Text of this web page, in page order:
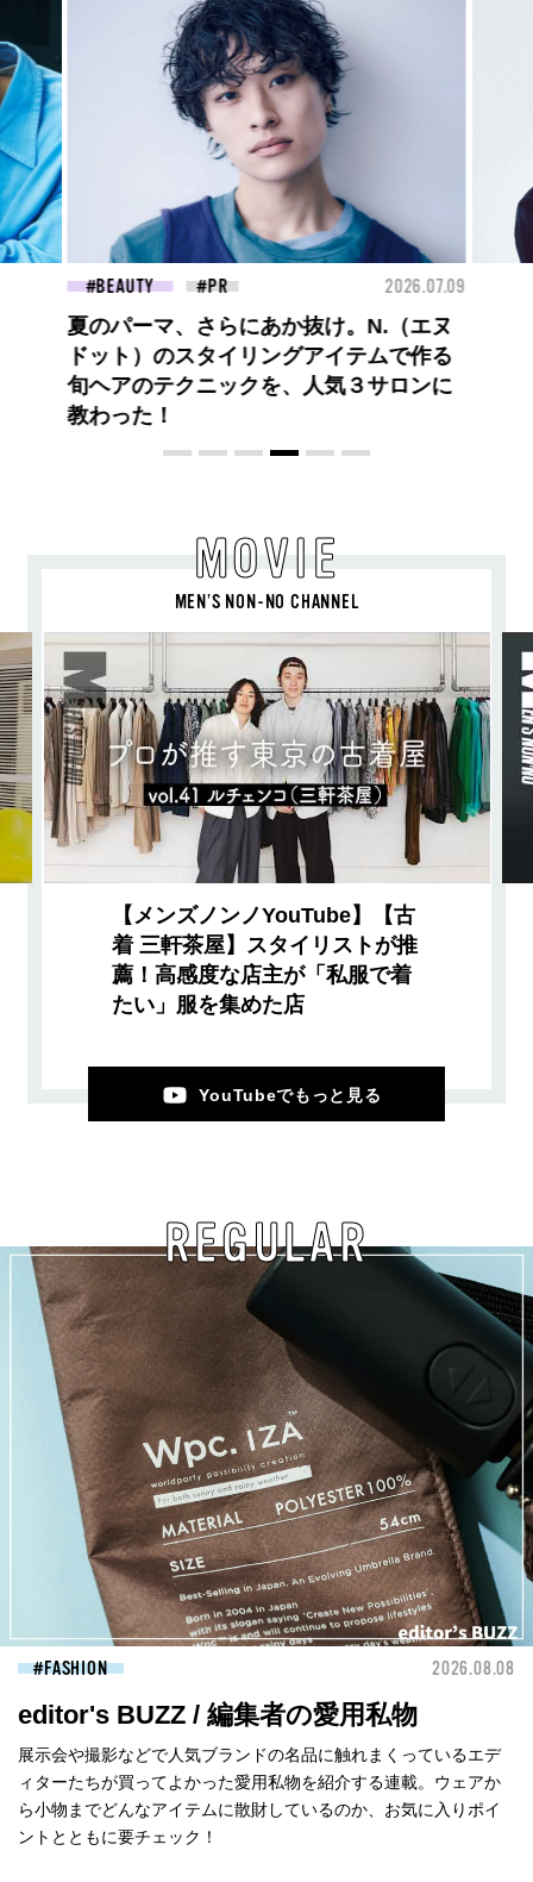
FASHION 2026.07.09
【PRADA × NI-KI(ENHYPEN)】時をかけ
る、ニューモード
MOVIE
MEN’S NON-NO CHANNEL
【メンズノンノYouTube】【古
着 三軒茶屋】スタイリストが推
薦！高感度な店主が「私服で着
たい」服を集めた店
YouTubeでもっと見る
REGULAR
FASHION 2026.08.08
editor's BUZZ / 編集者の愛用私物
展示会や撮影などで人気ブランドの名品に触れまくっているエデ
ィターたちが買ってよかった愛用私物を紹介する連載。ウェアか
ら小物までどんなアイテムに散財しているのか、お気に入りポイ
ントとともに要チェック！